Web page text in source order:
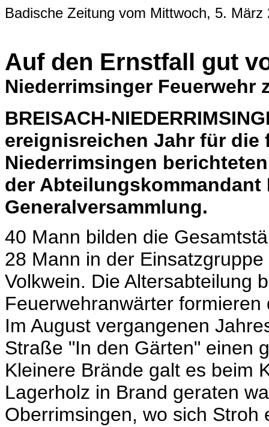
Badische Zeitung vom Mittwoch, 5. März
Auf den Ernstfall gut
Niederrimsinger Feuerwehr
BREISACH-
ereignisreichen Jahr für die
Niederrimsingen
der Abteilungskommandant
Generalversammlung.
40 Mann bilden die
28 Mann in der
Volkwein. Die Altersabteilung
Feuerwehranwärter formieren
Im August vergangenen
Straße "In den Gärten" einen
Kleinere Brände galt es beim
Lagerholz in Brand geraten
Oberrimsingen, wo sich